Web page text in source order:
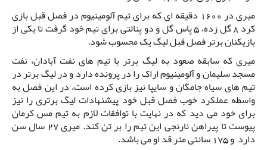
میری در 1600 دقیقه ای که برای تیم آلومینیوم در فصل قبل بازی
کرد 8 گل زده، 5 پاس گل و دو پنالتی برای تیم خود گرفت تا یکی از
بازیکنان برتر فصل قبل لیگ یک محسوب شود.
میری که سابقه صعود به لیگ برتر با تیم های نفت آبادان، نفت
مسجد سلیمان و آلومینیوم اراک را در پرونده دارد و در لیگ برتر در
تیم های سیاه جامگان و سایپا نیز بازی کرده است، در این فصل به
واسطه عملکرد خوب فصل قبل خود پیشنهادات لیگ برتری را نیز
برای خود می دید که در نهایت با توافقات لازم به تیم مس کرمان
پیوست تا پیراهن نارنجی این تیم را بر تن کند. میری 27 سال سن
دارد و 175 سانتی متر قد او می باشد.